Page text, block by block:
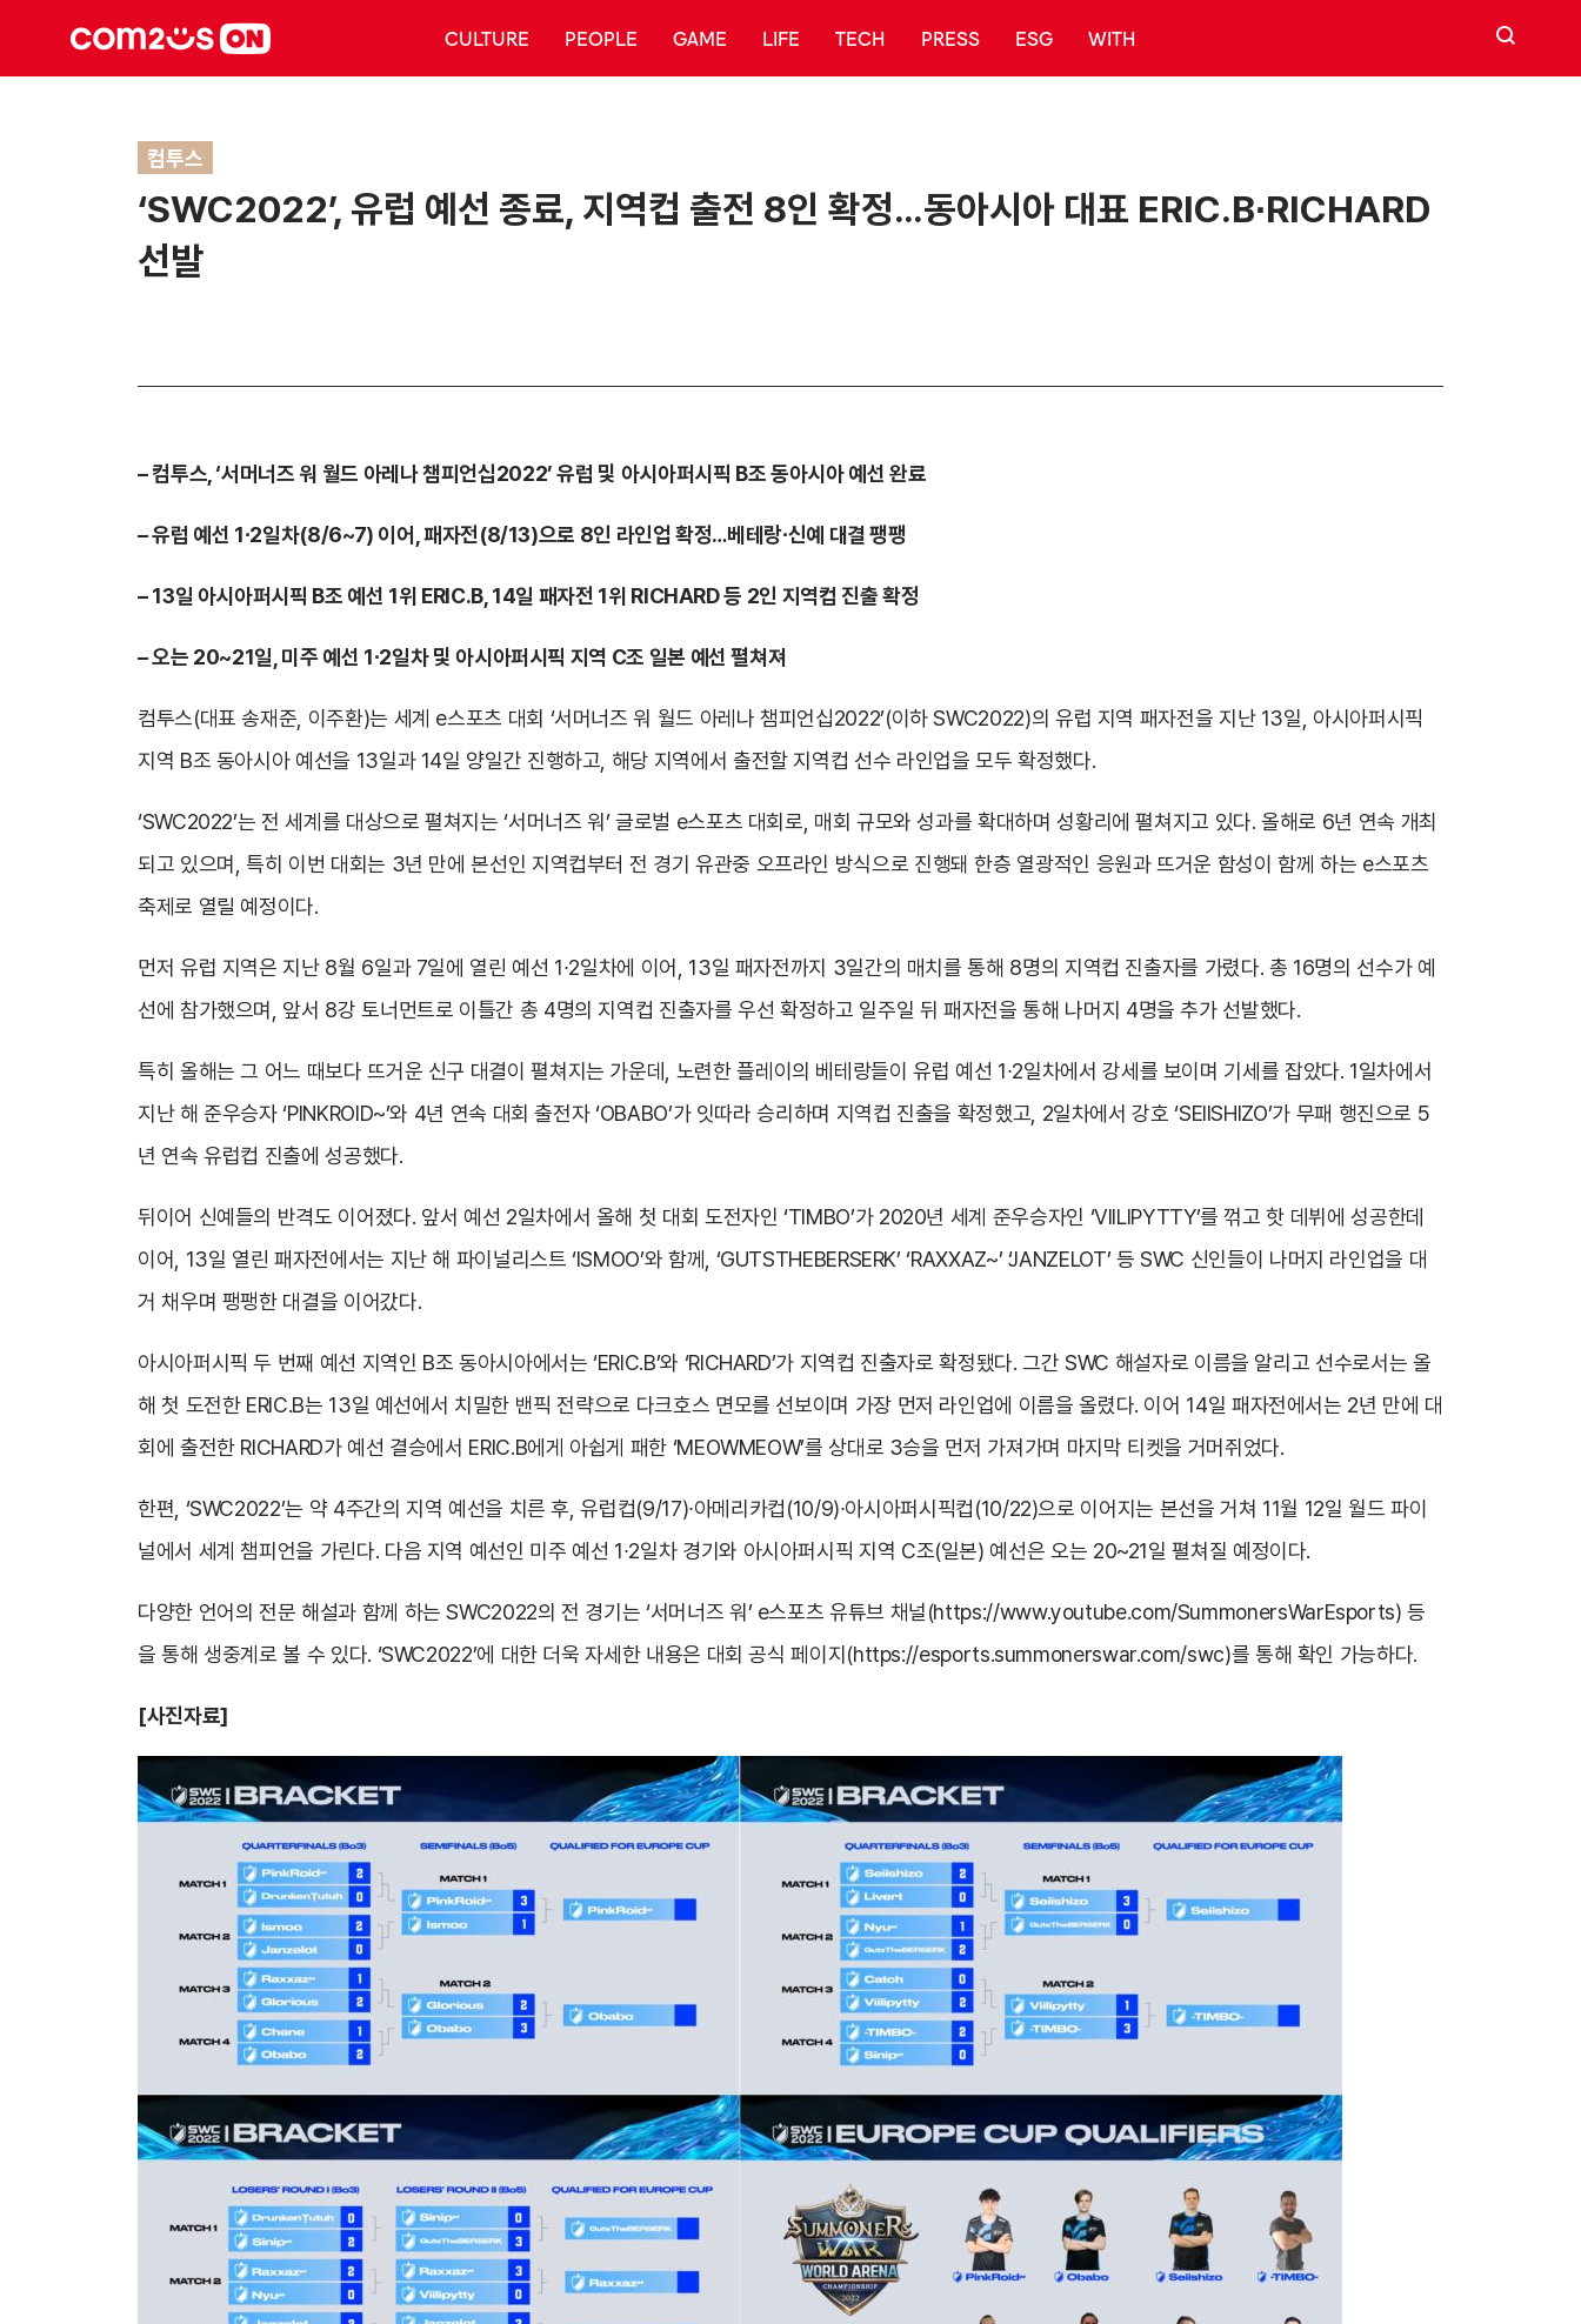
CULTURE PEOPLE GAME LIFE TECH PRESS ESG WITH 검색
컴투스
‘SWC2022’, 유럽 예선 종료, 지역컵 출전 8인 확정…동아시아 대표 ERIC.B∙RICHARD
선발
– 컴투스, ‘서머너즈 워 월드 아레나 챔피언십2022’ 유럽 및 아시아퍼시픽 B조 동아시아 예선 완료
– 유럽 예선 1∙2일차(8/6~7) 이어, 패자전(8/13)으로 8인 라인업 확정…베테랑∙신예 대결 팽팽
– 13일 아시아퍼시픽 B조 예선 1위 ERIC.B, 14일 패자전 1위 RICHARD 등 2인 지역컵 진출 확정
– 오는 20~21일, 미주 예선 1∙2일차 및 아시아퍼시픽 지역 C조 일본 예선 펼쳐져
컴투스(대표 송재준, 이주환)는 세계 e스포츠 대회 ‘서머너즈 워 월드 아레나 챔피언십2022’(이하 SWC2022)의 유럽 지역 패자전을 지난 13일, 아시아퍼시픽
지역 B조 동아시아 예선을 13일과 14일 양일간 진행하고, 해당 지역에서 출전할 지역컵 선수 라인업을 모두 확정했다.
‘SWC2022’는 전 세계를 대상으로 펼쳐지는 ‘서머너즈 워’ 글로벌 e스포츠 대회로, 매회 규모와 성과를 확대하며 성황리에 펼쳐지고 있다. 올해로 6년 연속 개최
되고 있으며, 특히 이번 대회는 3년 만에 본선인 지역컵부터 전 경기 유관중 오프라인 방식으로 진행돼 한층 열광적인 응원과 뜨거운 함성이 함께 하는 e스포츠
축제로 열릴 예정이다.
먼저 유럽 지역은 지난 8월 6일과 7일에 열린 예선 1∙2일차에 이어, 13일 패자전까지 3일간의 매치를 통해 8명의 지역컵 진출자를 가렸다. 총 16명의 선수가 예
선에 참가했으며, 앞서 8강 토너먼트로 이틀간 총 4명의 지역컵 진출자를 우선 확정하고 일주일 뒤 패자전을 통해 나머지 4명을 추가 선발했다.
특히 올해는 그 어느 때보다 뜨거운 신구 대결이 펼쳐지는 가운데, 노련한 플레이의 베테랑들이 유럽 예선 1∙2일차에서 강세를 보이며 기세를 잡았다. 1일차에서
지난 해 준우승자 ‘PINKROID~’와 4년 연속 대회 출전자 ‘OBABO’가 잇따라 승리하며 지역컵 진출을 확정했고, 2일차에서 강호 ‘SEIISHIZO’가 무패 행진으로 5
년 연속 유럽컵 진출에 성공했다.
뒤이어 신예들의 반격도 이어졌다. 앞서 예선 2일차에서 올해 첫 대회 도전자인 ‘TIMBO’가 2020년 세계 준우승자인 ‘VIILIPYTTY’를 꺾고 핫 데뷔에 성공한데
이어, 13일 열린 패자전에서는 지난 해 파이널리스트 ‘ISMOO’와 함께, ‘GUTSTHEBERSERK’ ‘RAXXAZ~’ ‘JANZELOT’ 등 SWC 신인들이 나머지 라인업을 대
거 채우며 팽팽한 대결을 이어갔다.
아시아퍼시픽 두 번째 예선 지역인 B조 동아시아에서는 ‘ERIC.B’와 ‘RICHARD’가 지역컵 진출자로 확정됐다. 그간 SWC 해설자로 이름을 알리고 선수로서는 올
해 첫 도전한 ERIC.B는 13일 예선에서 치밀한 밴픽 전략으로 다크호스 면모를 선보이며 가장 먼저 라인업에 이름을 올렸다. 이어 14일 패자전에서는 2년 만에 대
회에 출전한 RICHARD가 예선 결승에서 ERIC.B에게 아쉽게 패한 ‘MEOWMEOW’를 상대로 3승을 먼저 가져가며 마지막 티켓을 거머쥐었다.
한편, ‘SWC2022’는 약 4주간의 지역 예선을 치른 후, 유럽컵(9/17)∙아메리카컵(10/9)∙아시아퍼시픽컵(10/22)으로 이어지는 본선을 거쳐 11월 12일 월드 파이
널에서 세계 챔피언을 가린다. 다음 지역 예선인 미주 예선 1∙2일차 경기와 아시아퍼시픽 지역 C조(일본) 예선은 오는 20~21일 펼쳐질 예정이다.
다양한 언어의 전문 해설과 함께 하는 SWC2022의 전 경기는 ‘서머너즈 워’ e스포츠 유튜브 채널(https://www.youtube.com/SummonersWarEsports) 등
을 통해 생중계로 볼 수 있다. ‘SWC2022’에 대한 더욱 자세한 내용은 대회 공식 페이지(https://esports.summonerswar.com/swc)를 통해 확인 가능하다.
[사진자료]